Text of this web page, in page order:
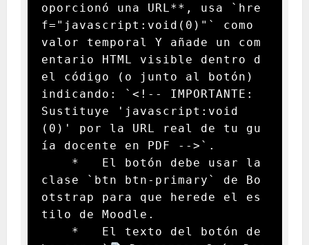
oporcionó una URL**, usa `hre
f="javascript:void(0)"` como
valor temporal Y añade un com
entario HTML visible dentro d
el código (o junto al botón)
indicando: `<!-- IMPORTANTE:
Sustituye 'javascript:void
(0)' por la URL real de tu gu
ía docente en PDF -->`.
clase `btn btn-primary` de Bo
otstrap para que herede el es
tilo de Moodle.